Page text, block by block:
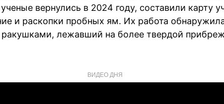
вернулись в 2024 году, составили карту
и раскопки пробных ям. Их работа
ракушками, лежавший на более твердой
ВИДЕО ДНЯ